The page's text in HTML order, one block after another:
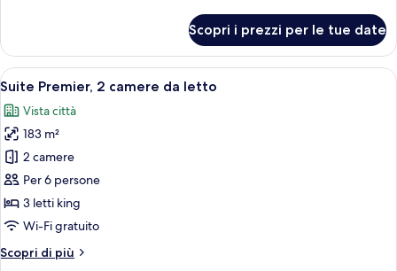
Grand,
letto
Scopri i prezzi per le tue date
Apri
tutte
le
foto
per
Suite
Premier,
2
camere
da
Suite Premier, 2 camere da letto |
9
Suite Premier, 2 camere da letto
Vista città
183 m²
2 camere
Per 6 persone
3 letti king
Wi-Fi gratuito
Scopri di più
Altri